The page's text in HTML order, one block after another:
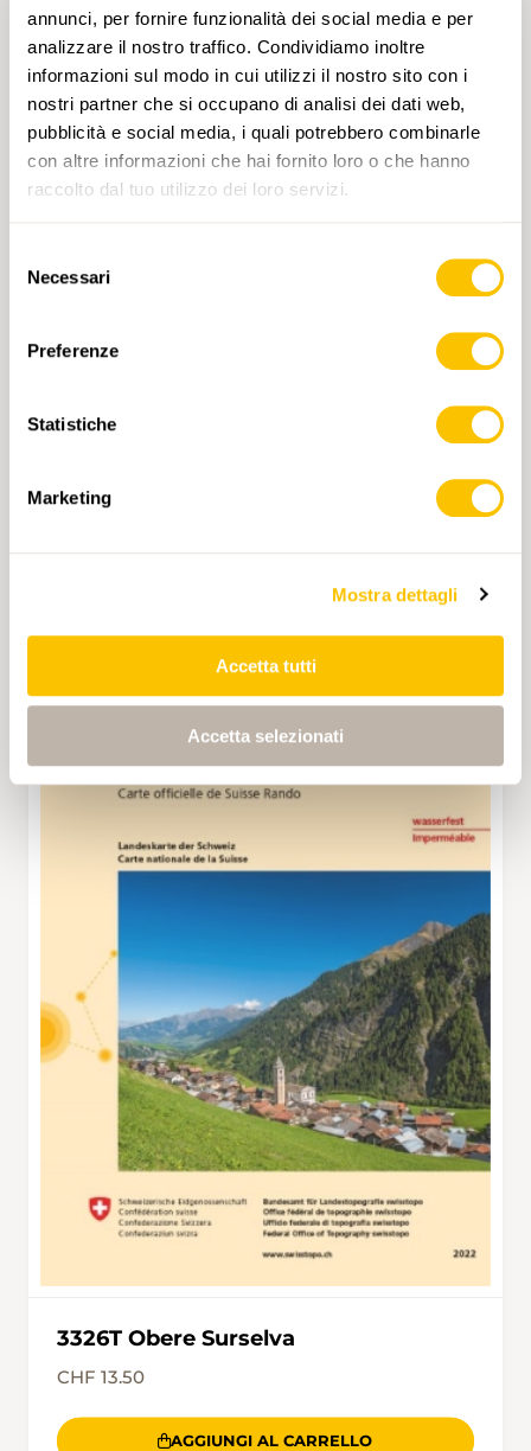
annunci, per fornire funzionalità dei social media e per
analizzare il nostro traffico. Condividiamo inoltre
informazioni sul modo in cui utilizzi il nostro sito con i
nostri partner che si occupano di analisi dei dati web,
pubblicità e social media, i quali potrebbero combinarle
con altre informazioni che hai fornito loro o che hanno
raccolto dal tuo utilizzo dei loro servizi.
delNecessari
Preferenze
Statistiche
Marketing
Mostra dettagli
Accetta tutti
Accetta selezionati
CHF 13.50
3326T Obere Surselva
CHF 13.50
AGGIUNGI AL CARRELLO